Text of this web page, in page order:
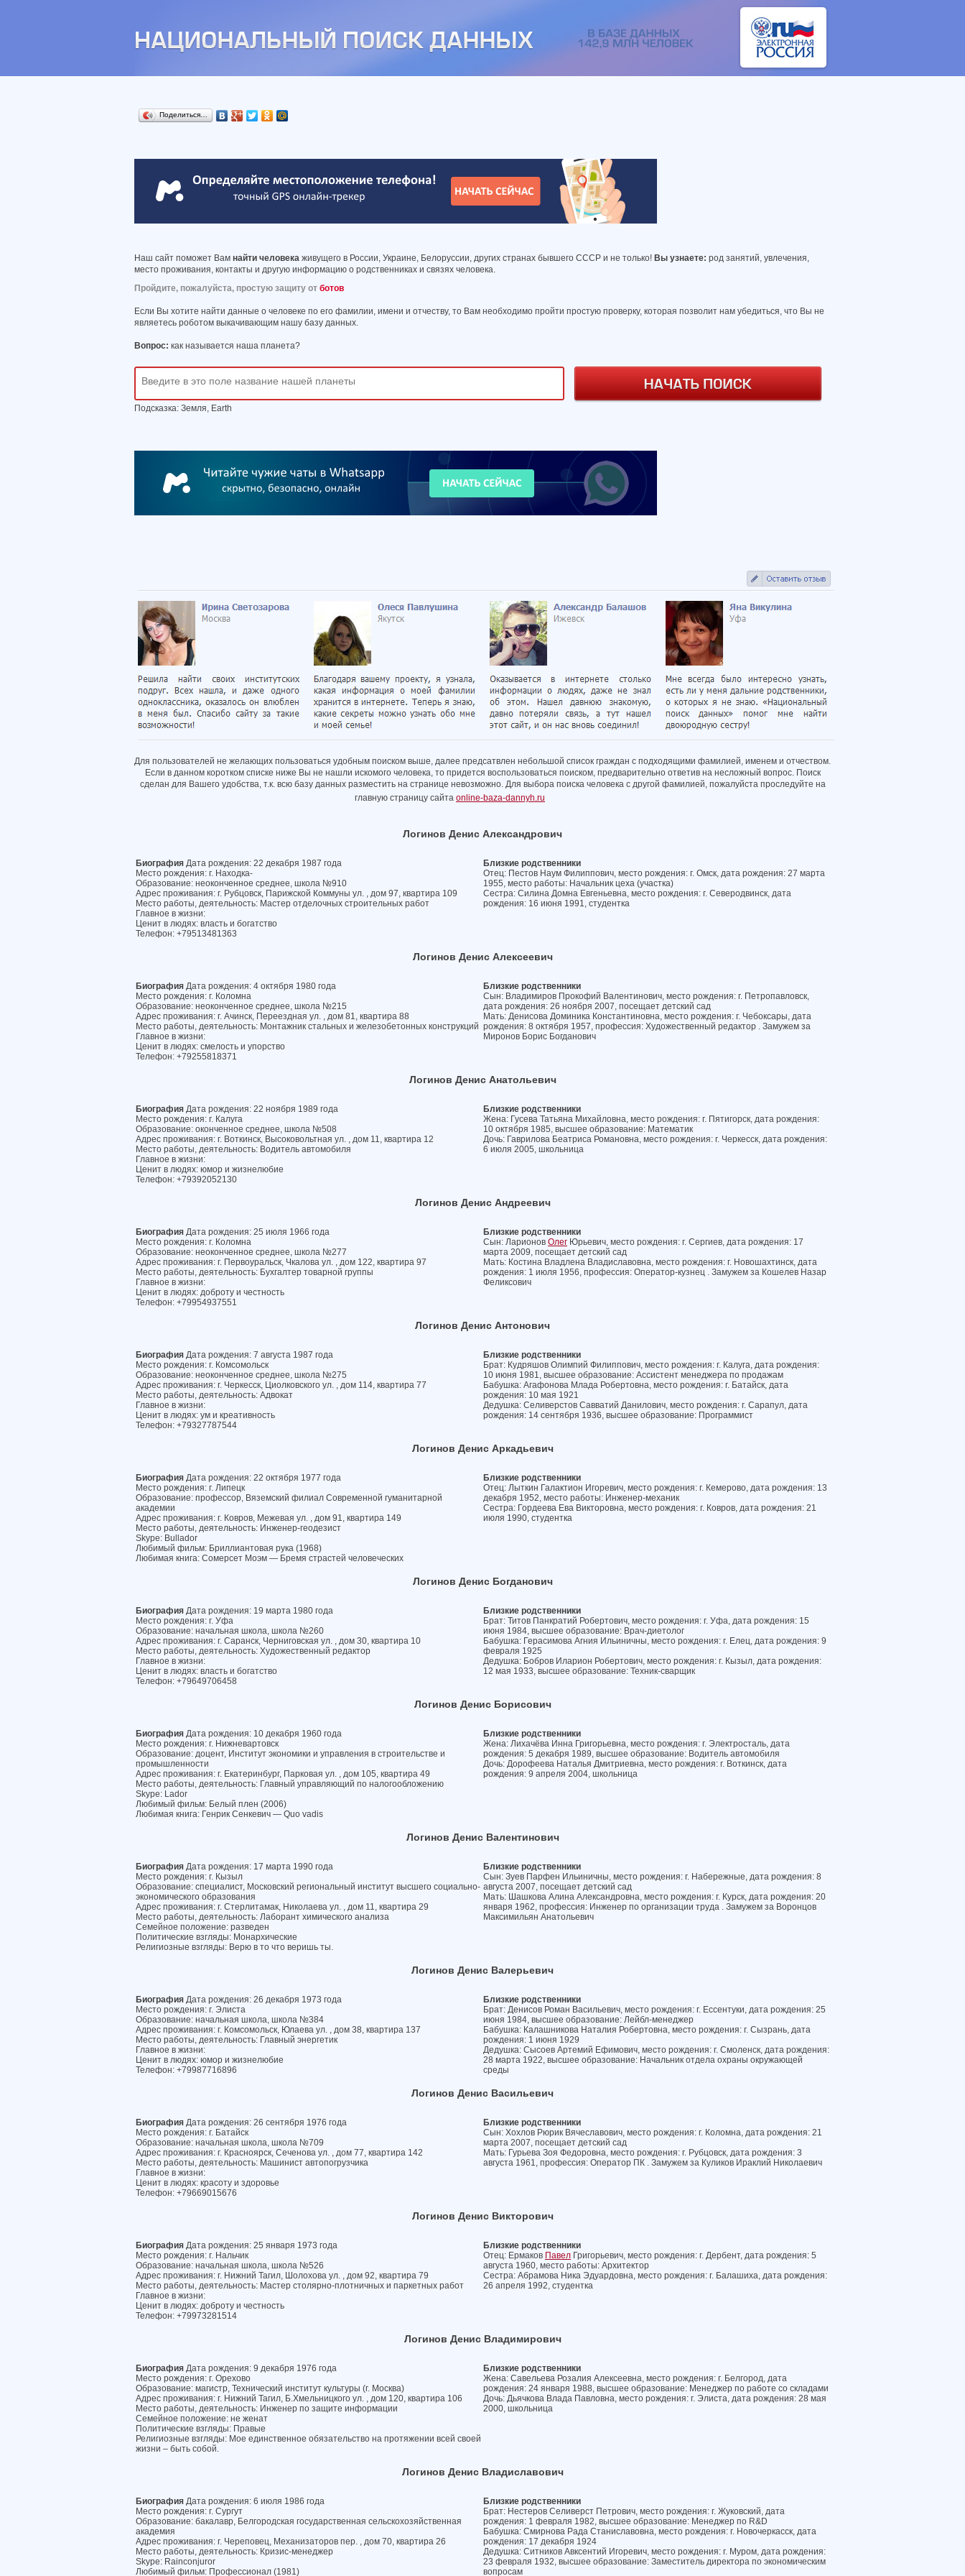
Поделиться…
Наш сайт поможет Вам найти человека живущего в России, Украине, Белоруссии, других странах бывшего СССР и не только! Вы узнаете: род занятий, увлечения,
место проживания, контакты и другую информацию о родственниках и связях человека.
Пройдите, пожалуйста, простую защиту от ботов
Если Вы хотите найти данные о человеке по его фамилии, имени и отчеству, то Вам необходимо пройти простую проверку, которая позволит нам убедиться, что Вы не
являетесь роботом выкачивающим нашу базу данных.
Вопрос: как называется наша планета?
Подсказка: Земля, Earth
Для пользователей не желающих пользоваться удобным поиском выше, далее предсатвлен небольшой список граждан с подходящими фамилией, именем и отчеством.
Если в данном коротком списке ниже Вы не нашли искомого человека, то придется воспользоваться поиском, предварительно ответив на несложный вопрос. Поиск
сделан для Вашего удобства, т.к. всю базу данных разместить на странице невозможно. Для выбора поиска человека с другой фамилией, пожалуйста проследуйте на
главную страницу сайта online-baza-dannyh.ru
Логинов Денис Александрович
Биография Дата рождения: 22 декабря 1987 года
Место рождения: г. Находка-
Образование: неоконченное среднее, школа №910
Адрес проживания: г. Рубцовск, Парижской Коммуны ул. , дом 97, квартира 109
Место работы, деятельность: Мастер отделочных строительных работ
Главное в жизни:
Ценит в людях: власть и богатство
Телефон: +79513481363
Близкие родственники
Отец: Пестов Наум Филиппович, место рождения: г. Омск, дата рождения: 27 марта
1955, место работы: Начальник цеха (участка)
Сестра: Силина Домна Евгеньевна, место рождения: г. Северодвинск, дата
рождения: 16 июня 1991, студентка
Логинов Денис Алексеевич
Биография Дата рождения: 4 октября 1980 года
Место рождения: г. Коломна
Образование: неоконченное среднее, школа №215
Адрес проживания: г. Ачинск, Переездная ул. , дом 81, квартира 88
Место работы, деятельность: Монтажник стальных и железобетонных конструкций
Главное в жизни:
Ценит в людях: смелость и упорство
Телефон: +79255818371
Близкие родственники
Сын: Владимиров Прокофий Валентинович, место рождения: г. Петропавловск,
дата рождения: 26 ноября 2007, посещает детский сад
Мать: Денисова Доминика Константиновна, место рождения: г. Чебоксары, дата
рождения: 8 октября 1957, профессия: Художественный редактор . Замужем за
Миронов Борис Богданович
Логинов Денис Анатольевич
Биография Дата рождения: 22 ноября 1989 года
Место рождения: г. Калуга
Образование: оконченное среднее, школа №508
Адрес проживания: г. Воткинск, Высоковольтная ул. , дом 11, квартира 12
Место работы, деятельность: Водитель автомобиля
Главное в жизни:
Ценит в людях: юмор и жизнелюбие
Телефон: +79392052130
Близкие родственники
Жена: Гусева Татьяна Михайловна, место рождения: г. Пятигорск, дата рождения:
10 октября 1985, высшее образование: Математик
Дочь: Гаврилова Беатриса Романовна, место рождения: г. Черкесск, дата рождения:
6 июля 2005, школьница
Логинов Денис Андреевич
Биография Дата рождения: 25 июля 1966 года
Место рождения: г. Коломна
Образование: неоконченное среднее, школа №277
Адрес проживания: г. Первоуральск, Чкалова ул. , дом 122, квартира 97
Место работы, деятельность: Бухгалтер товарной группы
Главное в жизни:
Ценит в людях: доброту и честность
Телефон: +79954937551
Близкие родственники
Сын: Ларионов Олег Юрьевич, место рождения: г. Сергиев, дата рождения: 17
марта 2009, посещает детский сад
Мать: Костина Владлена Владиславовна, место рождения: г. Новошахтинск, дата
рождения: 1 июля 1956, профессия: Оператор-кузнец . Замужем за Кошелев Назар
Феликсович
Логинов Денис Антонович
Биография Дата рождения: 7 августа 1987 года
Место рождения: г. Комсомольск
Образование: неоконченное среднее, школа №275
Адрес проживания: г. Черкесск, Циолковского ул. , дом 114, квартира 77
Место работы, деятельность: Адвокат
Главное в жизни:
Ценит в людях: ум и креативность
Телефон: +79327787544
Близкие родственники
Брат: Кудряшов Олимпий Филиппович, место рождения: г. Калуга, дата рождения:
10 июня 1981, высшее образование: Ассистент менеджера по продажам
Бабушка: Агафонова Млада Робертовна, место рождения: г. Батайск, дата
рождения: 10 мая 1921
Дедушка: Селиверстов Савватий Данилович, место рождения: г. Сарапул, дата
рождения: 14 сентября 1936, высшее образование: Программист
Логинов Денис Аркадьевич
Биография Дата рождения: 22 октября 1977 года
Место рождения: г. Липецк
Образование: профессор, Вяземский филиал Современной гуманитарной
академии
Адрес проживания: г. Ковров, Межевая ул. , дом 91, квартира 149
Место работы, деятельность: Инженер-геодезист
Skype: Bullador
Любимый фильм: Бриллиантовая рука (1968)
Любимая книга: Сомерсет Моэм — Бремя страстей человеческих
Близкие родственники
Отец: Лыткин Галактион Игоревич, место рождения: г. Кемерово, дата рождения: 13
декабря 1952, место работы: Инженер-механик
Сестра: Гордеева Ева Викторовна, место рождения: г. Ковров, дата рождения: 21
июля 1990, студентка
Логинов Денис Богданович
Биография Дата рождения: 19 марта 1980 года
Место рождения: г. Уфа
Образование: начальная школа, школа №260
Адрес проживания: г. Саранск, Черниговская ул. , дом 30, квартира 10
Место работы, деятельность: Художественный редактор
Главное в жизни:
Ценит в людях: власть и богатство
Телефон: +79649706458
Близкие родственники
Брат: Титов Панкратий Робертович, место рождения: г. Уфа, дата рождения: 15
июня 1984, высшее образование: Врач-диетолог
Бабушка: Герасимова Агния Ильиничны, место рождения: г. Елец, дата рождения: 9
февраля 1925
Дедушка: Бобров Иларион Робертович, место рождения: г. Кызыл, дата рождения:
12 мая 1933, высшее образование: Техник-сварщик
Логинов Денис Борисович
Биография Дата рождения: 10 декабря 1960 года
Место рождения: г. Нижневартовск
Образование: доцент, Институт экономики и управления в строительстве и
промышленности
Адрес проживания: г. Екатеринбург, Парковая ул. , дом 105, квартира 49
Место работы, деятельность: Главный управляющий по налогообложению
Skype: Lador
Любимый фильм: Белый плен (2006)
Любимая книга: Генрик Сенкевич — Quo vadis
Близкие родственники
Жена: Лихачёва Инна Григорьевна, место рождения: г. Электросталь, дата
рождения: 5 декабря 1989, высшее образование: Водитель автомобиля
Дочь: Дорофеева Наталья Дмитриевна, место рождения: г. Воткинск, дата
рождения: 9 апреля 2004, школьница
Логинов Денис Валентинович
Биография Дата рождения: 17 марта 1990 года
Место рождения: г. Кызыл
Образование: специалист, Московский региональный институт высшего социально-
экономического образования
Адрес проживания: г. Стерлитамак, Николаева ул. , дом 11, квартира 29
Место работы, деятельность: Лаборант химического анализа
Семейное положение: разведен
Политические взгляды: Монархические
Религиозные взгляды: Верю в то что веришь ты.
Близкие родственники
Сын: Зуев Парфен Ильиничны, место рождения: г. Набережные, дата рождения: 8
августа 2007, посещает детский сад
Мать: Шашкова Алина Александровна, место рождения: г. Курск, дата рождения: 20
января 1962, профессия: Инженер по организации труда . Замужем за Воронцов
Максимильян Анатольевич
Логинов Денис Валерьевич
Биография Дата рождения: 26 декабря 1973 года
Место рождения: г. Элиста
Образование: начальная школа, школа №384
Адрес проживания: г. Комсомольск, Юлаева ул. , дом 38, квартира 137
Место работы, деятельность: Главный энергетик
Главное в жизни:
Ценит в людях: юмор и жизнелюбие
Телефон: +79987716896
Близкие родственники
Брат: Денисов Роман Васильевич, место рождения: г. Ессентуки, дата рождения: 25
июня 1984, высшее образование: Лейбл-менеджер
Бабушка: Калашникова Наталия Робертовна, место рождения: г. Сызрань, дата
рождения: 1 июня 1929
Дедушка: Сысоев Артемий Ефимович, место рождения: г. Смоленск, дата рождения:
28 марта 1922, высшее образование: Начальник отдела охраны окружающей
среды
Логинов Денис Васильевич
Биография Дата рождения: 26 сентября 1976 года
Место рождения: г. Батайск
Образование: начальная школа, школа №709
Адрес проживания: г. Красноярск, Сеченова ул. , дом 77, квартира 142
Место работы, деятельность: Машинист автопогрузчика
Главное в жизни:
Ценит в людях: красоту и здоровье
Телефон: +79669015676
Близкие родственники
Сын: Хохлов Рюрик Вячеславович, место рождения: г. Коломна, дата рождения: 21
марта 2007, посещает детский сад
Мать: Гурьева Зоя Федоровна, место рождения: г. Рубцовск, дата рождения: 3
августа 1961, профессия: Оператор ПК . Замужем за Куликов Ираклий Николаевич
Логинов Денис Викторович
Биография Дата рождения: 25 января 1973 года
Место рождения: г. Нальчик
Образование: начальная школа, школа №526
Адрес проживания: г. Нижний Тагил, Шолохова ул. , дом 92, квартира 79
Место работы, деятельность: Мастер столярно-плотничных и паркетных работ
Главное в жизни:
Ценит в людях: доброту и честность
Телефон: +79973281514
Близкие родственники
Отец: Ермаков Павел Григорьевич, место рождения: г. Дербент, дата рождения: 5
августа 1960, место работы: Архитектор
Сестра: Абрамова Ника Эдуардовна, место рождения: г. Балашиха, дата рождения:
26 апреля 1992, студентка
Логинов Денис Владимирович
Биография Дата рождения: 9 декабря 1976 года
Место рождения: г. Орехово
Образование: магистр, Технический институт культуры (г. Москва)
Адрес проживания: г. Нижний Тагил, Б.Хмельницкого ул. , дом 120, квартира 106
Место работы, деятельность: Инженер по защите информации
Семейное положение: не женат
Политические взгляды: Правые
Религиозные взгляды: Мое единственное обязательство на протяжении всей своей
жизни – быть собой.
Близкие родственники
Жена: Савельева Розалия Алексеевна, место рождения: г. Белгород, дата
рождения: 24 января 1988, высшее образование: Менеджер по работе со складами
Дочь: Дьячкова Влада Павловна, место рождения: г. Элиста, дата рождения: 28 мая
2000, школьница
Логинов Денис Владиславович
Биография Дата рождения: 6 июля 1986 года
Место рождения: г. Сургут
Образование: бакалавр, Белгородская государственная сельскохозяйственная
академия
Адрес проживания: г. Череповец, Механизаторов пер. , дом 70, квартира 26
Место работы, деятельность: Кризис-менеджер
Skype: Rainconjuror
Любимый фильм: Профессионал (1981)
Близкие родственники
Брат: Нестеров Селиверст Петрович, место рождения: г. Жуковский, дата
рождения: 1 февраля 1982, высшее образование: Менеджер по R&D
Бабушка: Смирнова Рада Станиславовна, место рождения: г. Новочеркасск, дата
рождения: 17 декабря 1924
Дедушка: Ситников Авксентий Игоревич, место рождения: г. Муром, дата рождения:
23 февраля 1932, высшее образование: Заместитель директора по экономическим
вопросам